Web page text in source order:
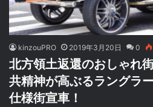
kinzouPRO 2019年3月20日 0
北方領土返還のおしゃれ
共精神が高ぶるラングラ
仕様街宣車！